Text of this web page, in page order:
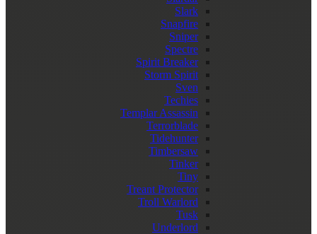
Slark
Snapfire
Sniper
Spectre
Spirit Breaker
Storm Spirit
Sven
Techies
Templar Assassin
Terrorblade
Tidehunter
Timbersaw
Tinker
Tiny
Treant Protector
Troll Warlord
Tusk
Underlord